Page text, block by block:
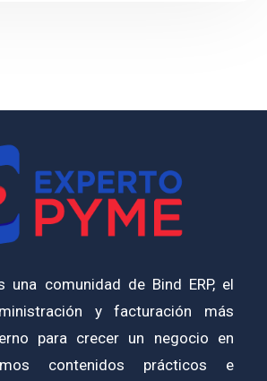
una comunidad de Bind ERP, el
y facturación más
para crecer un negocio en
contenidos prácticos e